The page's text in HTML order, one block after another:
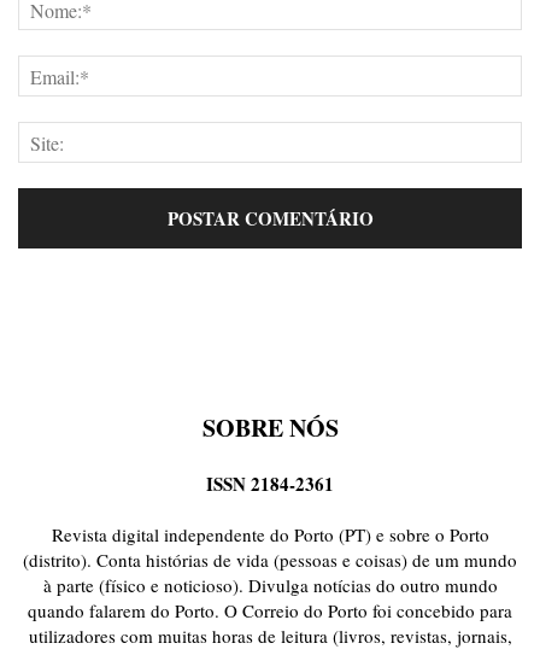
SOBRE NÓS
ISSN 2184-2361
Revista digital independente do Porto (PT) e sobre o Porto
(distrito). Conta histórias de vida (pessoas e coisas) de um mundo
à parte (físico e noticioso). Divulga notícias do outro mundo
quando falarem do Porto. O Correio do Porto foi concebido para
utilizadores com muitas horas de leitura (livros, revistas, jornais,